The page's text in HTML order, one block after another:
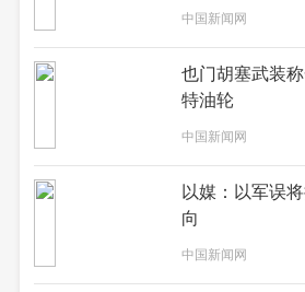
中国新闻网
也门胡塞武装
特油轮
中国新闻网
以媒：以军误
向
中国新闻网